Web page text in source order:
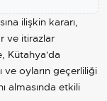
ilişkin kararı,
ve itirazlar
Kütahya'da
ve oyların geçerliliği
almasında etkili